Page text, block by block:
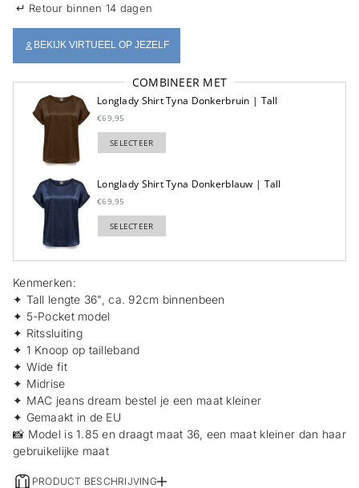
↵ Retour binnen 14 dagen
BEKIJK VIRTUEEL OP JEZELF
COMBINEER MET
Longlady Shirt Tyna Donkerbruin | Tall
€69,95
SELECTEER
Longlady Shirt Tyna Donkerblauw | Tall
€69,95
SELECTEER
Kenmerken:
✦ Tall lengte 36", ca. 92cm binnenbeen
✦ 5-Pocket model
✦ Ritssluiting
✦ 1 Knoop op tailleband
✦ Wide fit
✦ Midrise
✦ MAC jeans dream bestel je een maat kleiner
✦ Gemaakt in de EU
📸 Model is 1.85 en draagt maat 36, een maat kleiner dan haar
gebruikelijke maat
PRODUCT BESCHRIJVING